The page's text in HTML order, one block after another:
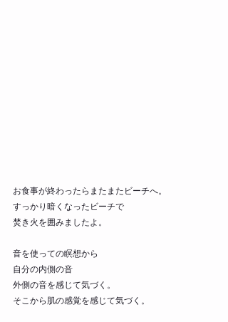
お食事が終わったらまたまたビーチへ。
すっかり暗くなったビーチで
焚き火を囲みましたよ。
音を使っての瞑想から
自分の内側の音
外側の音を感じて気づく。
そこから肌の感覚を感じて気づく。